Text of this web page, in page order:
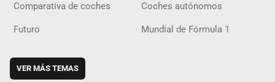
Comparativa de coches Coches autónomos
Futuro Mundial de Fórmula 1
VER MÁS TEMAS